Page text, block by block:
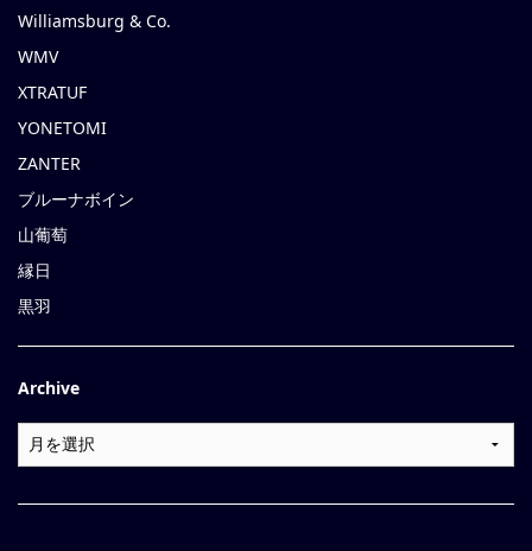
Williamsburg & Co.
WMV
XTRATUF
YONETOMI
ZANTER
ブルーナボイン
山葡萄
縁日
黒羽
Archive